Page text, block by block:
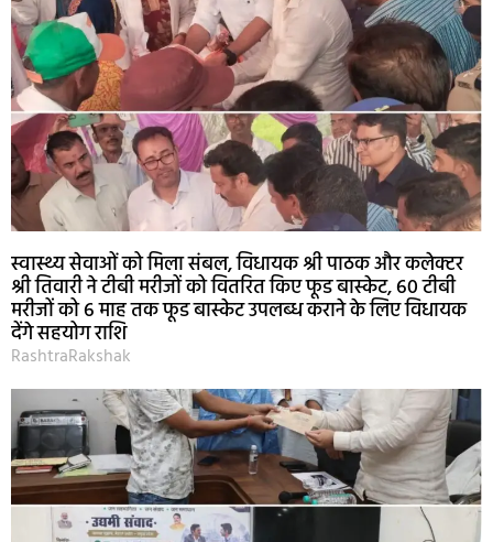
स्वास्थ्य सेवाओं को मिला संबल, विधायक श्री पाठक और कलेक्टर
श्री तिवारी ने टीबी मरीजों को वितरित किए फूड बास्केट, 60 टीबी
मरीजों को 6 माह तक फूड बास्केट उपलब्ध कराने के लिए विधायक
देंगे सहयोग राशि
RashtraRakshak